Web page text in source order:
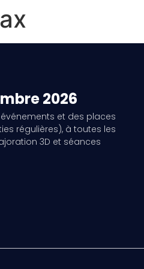
2026
et des places
régulières), à toutes les
3D et séances